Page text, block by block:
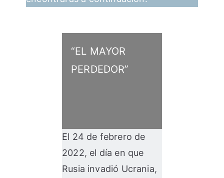
“EL MAYOR
PERDEDOR”
El 24 de febrero de
2022, el día en que
Rusia invadió Ucrania,